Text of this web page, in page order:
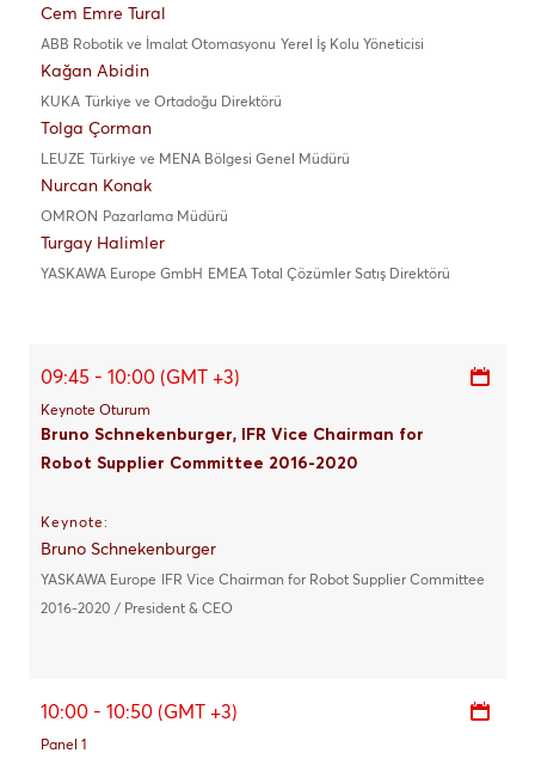
Cem Emre Tural
ABB Robotik ve İmalat Otomasyonu Yerel İş Kolu Yöneticisi
Kağan Abidin
KUKA Türkiye ve Ortadoğu Direktörü
Tolga Çorman
LEUZE Türkiye ve MENA Bölgesi Genel Müdürü
Nurcan Konak
OMRON Pazarlama Müdürü
Turgay Halimler
YASKAWA Europe GmbH EMEA Total Çözümler Satış Direktörü
09:45 - 10:00 (GMT +3)
Keynote Oturum
Bruno Schnekenburger, IFR Vice Chairman for
Robot Supplier Committee 2016-2020
Keynote:
Bruno Schnekenburger
YASKAWA Europe
IFR Vice Chairman for Robot Supplier Committee
2016-2020 / President & CEO
10:00 - 10:50 (GMT +3)
Panel 1